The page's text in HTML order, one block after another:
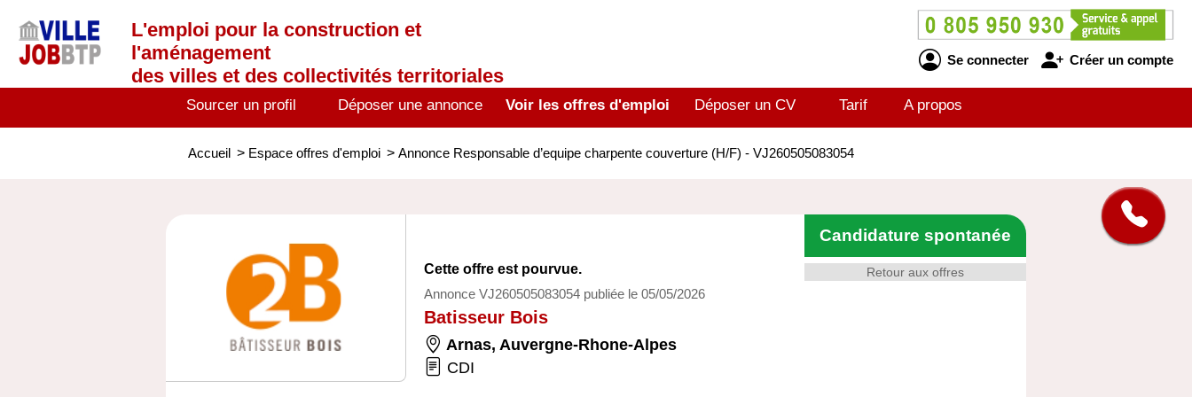
L'emploi pour la construction et
l'aménagement
des villes et des collectivités territoriales
Se connecter Créer un compte
Sourcer un profil Déposer une annonce Voir les offres d'emploi Déposer un CV Tarif A propos
Accueil > Espace offres d'emploi > Annonce Responsable d’equipe charpente couverture (H/F) - VJ260505083054
Retour aux offres
Candidature spontanée
Cette offre est pourvue.
Annonce VJ260505083054 publiée le 05/05/2026
Batisseur Bois
Arnas, Auvergne-Rhone-Alpes
CDI